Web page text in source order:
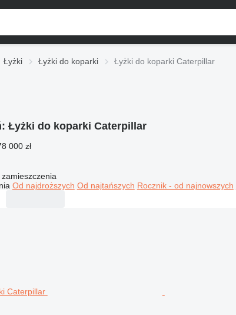
Łyżki Łyżki do koparki Łyżki do koparki Caterpillar
Łyżki do koparki Caterpillar
000 zł
zamieszczenia
Od najdroższych Od najtańszych Rocznik - od najnowszych